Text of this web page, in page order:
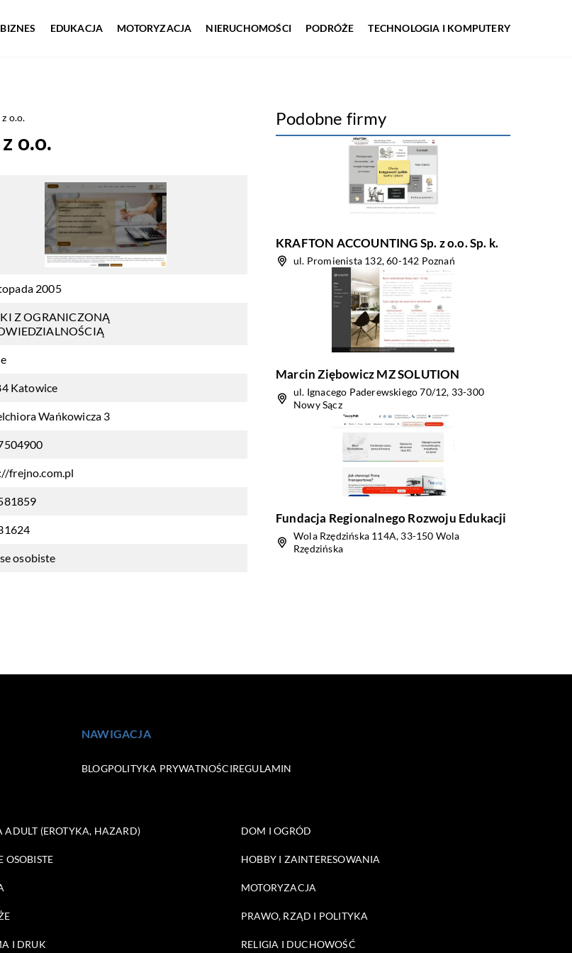
BIZNES EDUKACJA MOTORYZACJA NIERUCHOMOŚCI PODRÓŻE TECHNOLOGIA I KOMPUTERY
o.o.
o.o.
2005
Z OGRANICZONĄ
Katowice
Wańkowicza 3
frejno.com.pl
osobiste
Podobne firmy
KRAFTON ACCOUNTING Sp. z o.o. Sp. k.
ul. Promienista 132, 60-142 Poznań
Marcin Ziębowicz MZ SOLUTION
ul. Ignacego Paderewskiego 70/12, 33-300
Nowy Sącz
Fundacja Regionalnego Rozwoju Edukacji
Wola Rzędzińska 114A, 33-150 Wola
Rzędzińska
NAWIGACJA
BLOGPOLITYKA PRYWATNOŚCIREGULAMIN
ADULT (EROTYKA, HAZARD) DOM I OGRÓD
OSOBISTE HOBBY I ZAINTERESOWANIA
MOTORYZACJA
PRAWO, RZĄD I POLITYKA
I DRUK RELIGIA I DUCHOWOŚĆ